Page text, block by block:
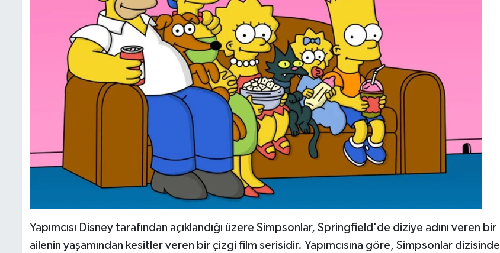
Yapımcısı Disney tarafından açıklandığı üzere Simpsonlar, Springfield'de diziye adını veren bir
ailenin yaşamından kesitler veren bir çizgi film serisidir. Yapımcısına göre, Simpsonlar dizisinde